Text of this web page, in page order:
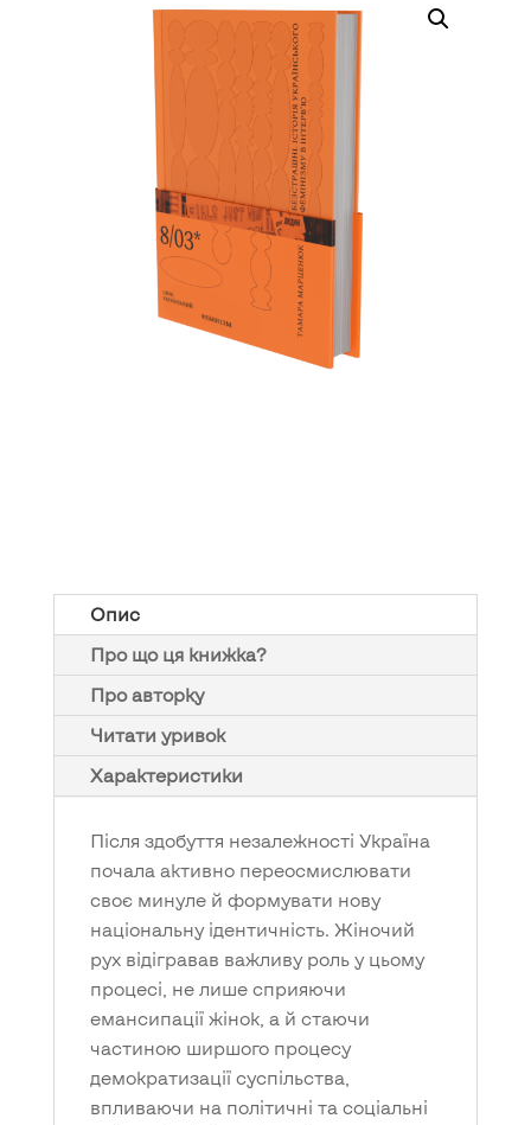
Опис
Про що ця книжка?
Про авторку
Читати уривок
Характеристики
Після здобуття незалежності Україна
почала активно переосмислювати
своє минуле й формувати нову
національну ідентичність. Жіночий
рух відігравав важливу роль у цьому
процесі, не лише сприяючи
емансипації жінок, а й стаючи
частиною ширшого процесу
демократизації суспільства,
впливаючи на політичні та соціальні